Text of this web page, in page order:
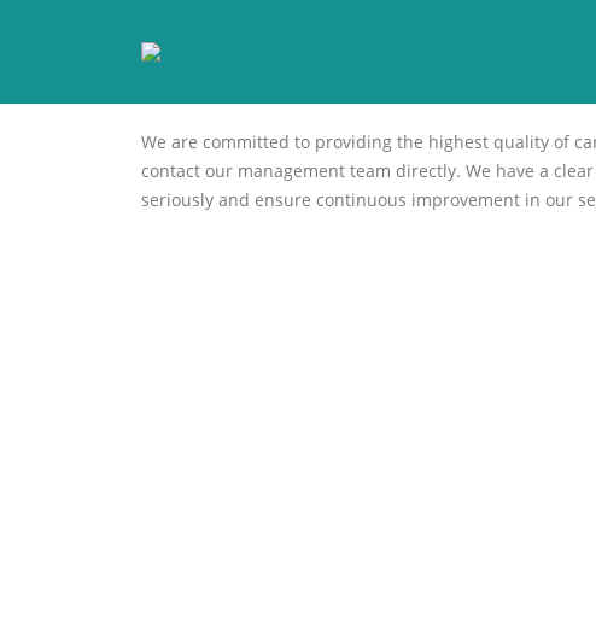
We are committed to providing the highest quality of
contact our management team directly. We have a
seriously and ensure continuous improvement in our